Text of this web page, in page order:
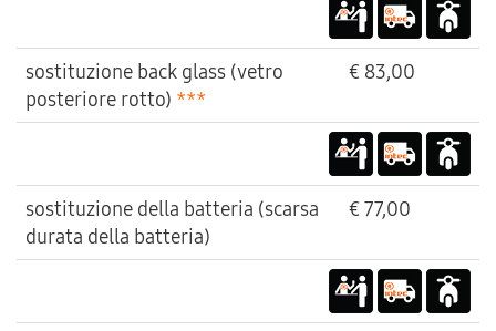
sostituzione back glass (vetro
posteriore rotto) ***
€ 83,00
sostituzione della batteria (scarsa
durata della batteria)
€ 77,00